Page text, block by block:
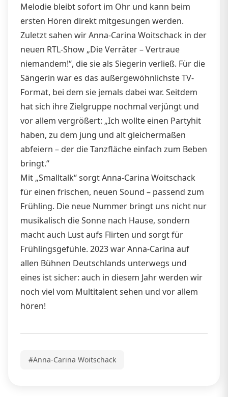
Melodie bleibt sofort im Ohr und kann beim
ersten Hören direkt mitgesungen werden.
Zuletzt sahen wir Anna-Carina Woitschack in der
neuen RTL-Show „Die Verräter – Vertraue
niemandem!“, die sie als Siegerin verließ. Für die
Sängerin war es das außergewöhnlichste TV-
Format, bei dem sie jemals dabei war. Seitdem
hat sich ihre Zielgruppe nochmal verjüngt und
vor allem vergrößert: „Ich wollte einen Partyhit
haben, zu dem jung und alt gleichermaßen
abfeiern – der die Tanzfläche einfach zum Beben
bringt.“
Mit „Smalltalk“ sorgt Anna-Carina Woitschack
für einen frischen, neuen Sound – passend zum
Frühling. Die neue Nummer bringt uns nicht nur
musikalisch die Sonne nach Hause, sondern
macht auch Lust aufs Flirten und sorgt für
Frühlingsgefühle. 2023 war Anna-Carina auf
allen Bühnen Deutschlands unterwegs und
eines ist sicher: auch in diesem Jahr werden wir
noch viel vom Multitalent sehen und vor allem
hören!
#Anna-Carina Woitschack